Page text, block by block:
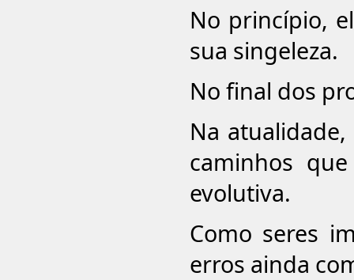
No princípio,
sua singeleza.
No final dos
Na
caminhos
evolutiva.
Como seres
erros ainda